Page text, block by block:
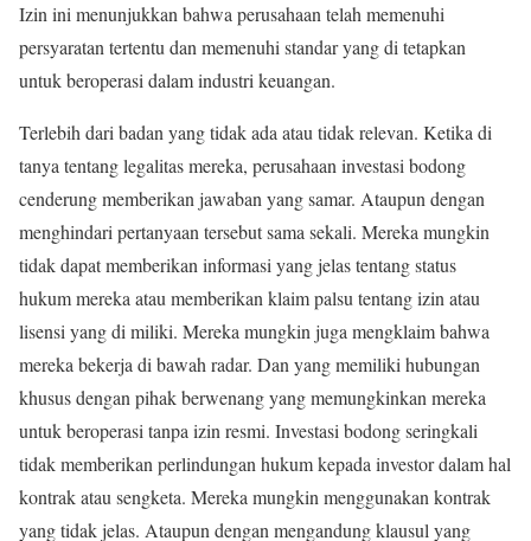
Izin ini menunjukkan bahwa perusahaan telah memenuhi
persyaratan tertentu dan memenuhi standar yang di tetapkan
untuk beroperasi dalam industri keuangan.
Terlebih dari badan yang tidak ada atau tidak relevan. Ketika di
tanya tentang legalitas mereka, perusahaan investasi bodong
cenderung memberikan jawaban yang samar. Ataupun dengan
menghindari pertanyaan tersebut sama sekali. Mereka mungkin
tidak dapat memberikan informasi yang jelas tentang status
hukum mereka atau memberikan klaim palsu tentang izin atau
lisensi yang di miliki. Mereka mungkin juga mengklaim bahwa
mereka bekerja di bawah radar. Dan yang memiliki hubungan
khusus dengan pihak berwenang yang memungkinkan mereka
untuk beroperasi tanpa izin resmi. Investasi bodong seringkali
tidak memberikan perlindungan hukum kepada investor dalam hal
kontrak atau sengketa. Mereka mungkin menggunakan kontrak
yang tidak jelas. Ataupun dengan mengandung klausul yang